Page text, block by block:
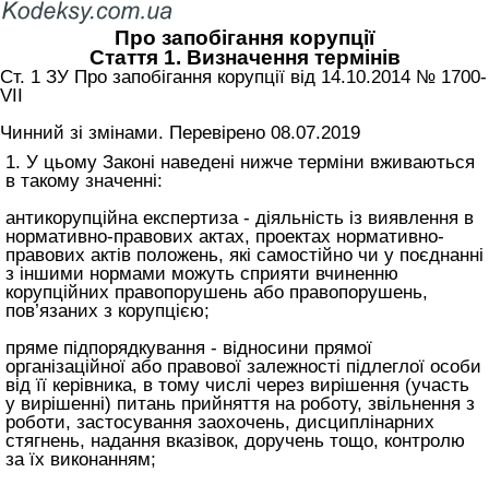
Про запобігання корупції
Стаття 1. Визначення термінів
Ст. 1 ЗУ Про запобігання корупції від 14.10.2014 № 1700-
VII
Чинний зі змінами. Перевірено 08.07.2019
1. У цьому Законі наведені нижче терміни вживаються
в такому значенні:
антикорупційна експертиза - діяльність із виявлення в
нормативно-правових актах, проектах нормативно-
правових актів положень, які самостійно чи у поєднанні
з іншими нормами можуть сприяти вчиненню
корупційних правопорушень або правопорушень,
пов’язаних з корупцією;
пряме підпорядкування - відносини прямої
організаційної або правової залежності підлеглої особи
від її керівника, в тому числі через вирішення (участь
у вирішенні) питань прийняття на роботу, звільнення з
роботи, застосування заохочень, дисциплінарних
стягнень, надання вказівок, доручень тощо, контролю
за їх виконанням;